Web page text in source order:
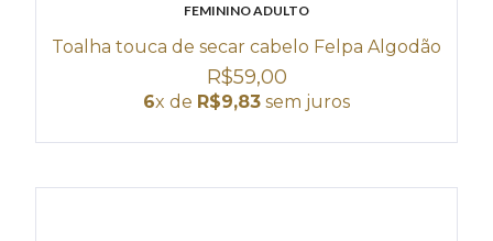
FEMININO ADULTO
Toalha touca de secar cabelo Felpa Algodão
R$59,00
6x de R$9,83 sem juros